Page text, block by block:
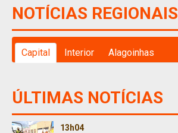
NOTÍCIAS REGIONAIS
Capital Interior Alagoinhas
ÚLTIMAS NOTÍCIAS
13h04